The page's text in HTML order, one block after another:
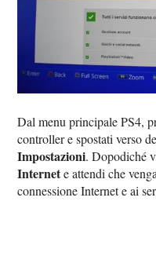
Dal menu principale PS4,
controller e spostati verso
Impostazioni. Dopodiché
Internete attendi che
connessione Internet e ai